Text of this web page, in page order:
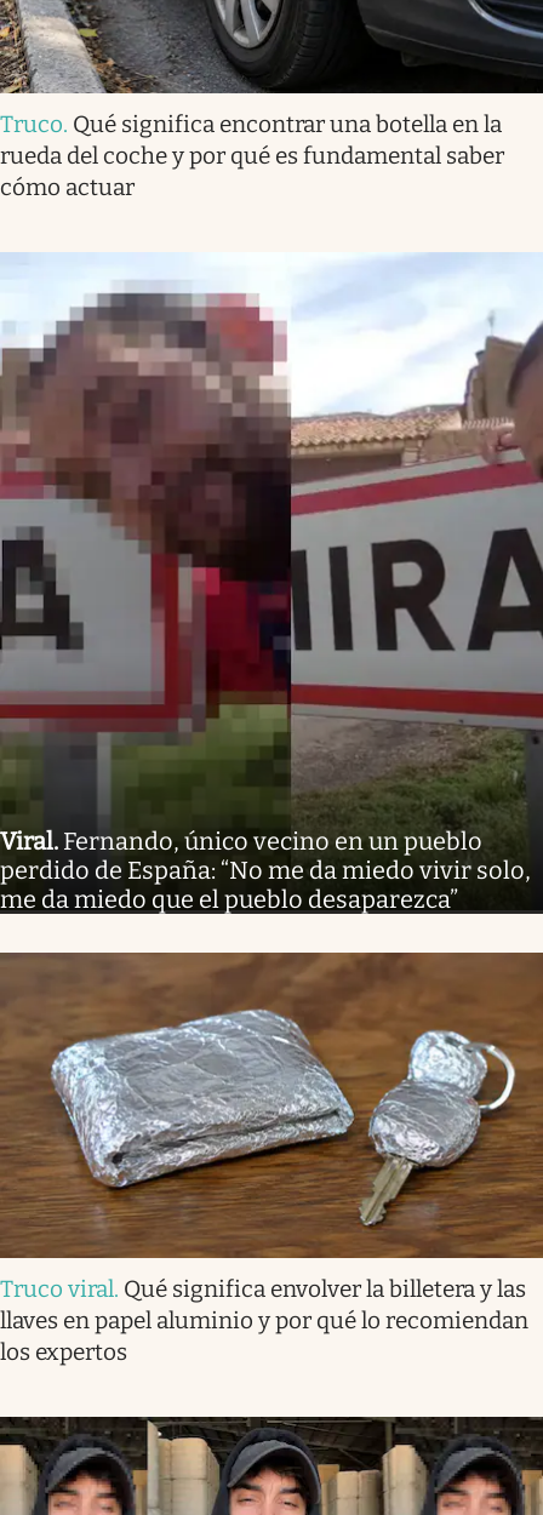
Truco. Qué significa encontrar una botella en la
rueda del coche y por qué es fundamental saber
cómo actuar
Viral. Fernando, único vecino en un pueblo
perdido de España: “No me da miedo vivir solo,
me da miedo que el pueblo desaparezca”
Truco viral. Qué significa envolver la billetera y las
llaves en papel aluminio y por qué lo recomiendan
los expertos